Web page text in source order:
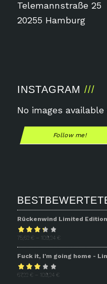
Telemannstraße 25
20255 Hamburg
INSTAGRAM
No images
Follow me!
Rückenwind Limited Edition
Bewertet
mit3.31
von 5
75,62 € – 109,24 €
Fuck it, I'm going home -
Bewertet
67,22 € – 109,24 €